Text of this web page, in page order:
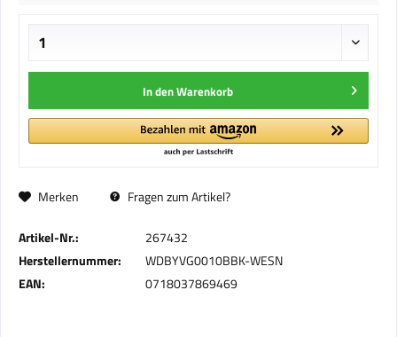
In denWarenkorb
Merken Fragen zum Artikel?
Artikel-Nr.:
267432
Herstellernummer:
WDBYVG0010BBK-WESN
EAN:
0718037869469